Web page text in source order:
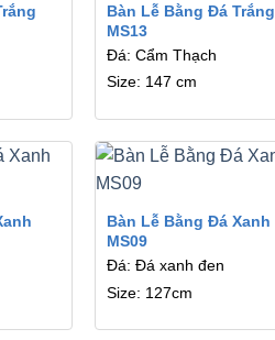
Bàn Lễ Bằng Đá Trắng
MS13
Đá: Cẩm Thạch
Size: 147 cm
Bàn Lễ Bằng Đá Xanh
MS09
Đá: Đá xanh đen
Size: 127cm